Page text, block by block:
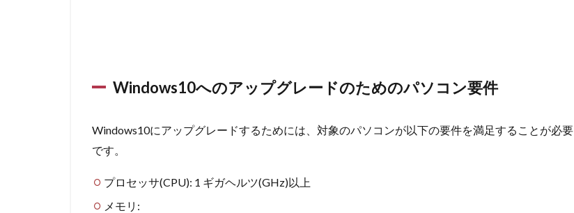
Windows10へのアップグレードのためのパソコン要件
Windows10にアップグレードするためには、 対象のパソコンが以下の要件を満足することが必要
です。
プロセッサ(CPU): 1 ギガヘルツ(GHz)以上
メモリ: